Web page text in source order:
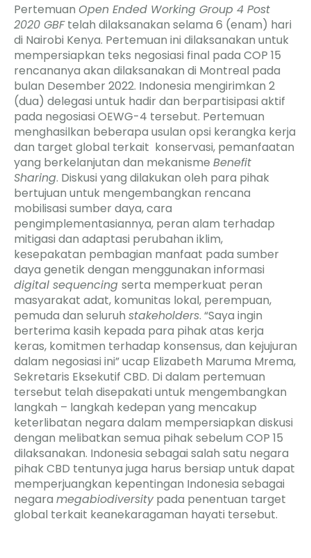
Pertemuan Open Ended Working Group 4 Post
2020 GBFtelah dilaksanakan selama 6 (enam) hari
di Nairobi Kenya. Pertemuan ini dilaksanakan untuk
mempersiapkan teks negosiasi final pada COP 15
rencananya akan dilaksanakan di Montreal pada
bulan Desember 2022. Indonesia mengirimkan 2
(dua) delegasi untuk hadir dan berpartisipasi aktif
pada negosiasi OEWG-4 tersebut. Pertemuan
menghasilkan beberapa usulan opsi kerangka kerja
dan target global terkait konservasi, pemanfaatan
yang berkelanjutan dan mekanisme Benefit
Sharing. Diskusi yang dilakukan oleh para pihak
bertujuan untuk mengembangkan rencana
mobilisasi sumber daya, cara
pengimplementasiannya, peran alam terhadap
mitigasi dan adaptasi perubahan iklim,
kesepakatan pembagian manfaat pada sumber
daya genetik dengan menggunakan informasi
digital sequencing serta memperkuat peran
masyarakat adat, komunitas lokal, perempuan,
pemuda dan seluruh stakeholders. “Saya ingin
berterima kasih kepada para pihak atas kerja
keras, komitmen terhadap konsensus, dan kejujuran
dalam negosiasi ini” ucap Elizabeth Maruma Mrema,
Sekretaris Eksekutif CBD. Di dalam pertemuan
tersebut telah disepakati untuk mengembangkan
langkah – langkah kedepan yang mencakup
keterlibatan negara dalam mempersiapkan diskusi
dengan melibatkan semua pihak sebelum COP 15
dilaksanakan. Indonesia sebagai salah satu negara
pihak CBD tentunya juga harus bersiap untuk dapat
memperjuangkan kepentingan Indonesia sebagai
negara megabiodiversitypada penentuan target
global terkait keanekaragaman hayati tersebut.